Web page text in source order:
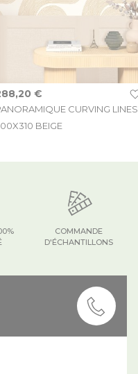
CURVING LINES
BEIGE
€
COMMANDE
D'ÉCHANTILLONS